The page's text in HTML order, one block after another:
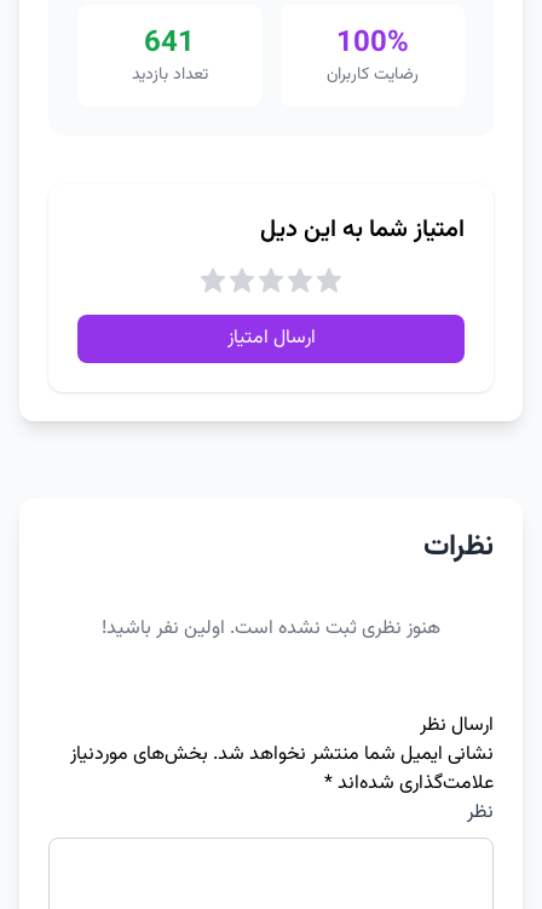
100%
رضایت کاربران
641
تعداد بازدید
امتیاز شما به این دیل
ارسال امتیاز
نظرات
هنوز نظری ثبت نشده است. اولین نفر باشید!
ارسال نظر
نشانی ایمیل شما منتشر نخواهد شد. بخش‌های موردنیاز
علامت‌گذاری شده‌اند*
نظر